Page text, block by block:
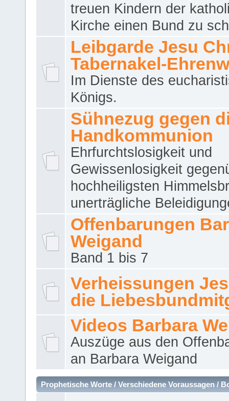
treuen Kindern der
Kirche einen Bund zu
Leibgarde Jesu
Tabernakel-
Im Dienste des
Königs.
Sühnezug gegen
Handkommunion
Ehrfurchtslosigkeit und
Gewissenlosigkeit
hochheiligsten
unerträgliche
Offenbarungen
Weigand
Band 1 bis 7
Verheissungen
die
Videos Barbara
Auszüge aus den
an Barbara Weigand
Prophetische Worte / Verschiedene Voraussagen /